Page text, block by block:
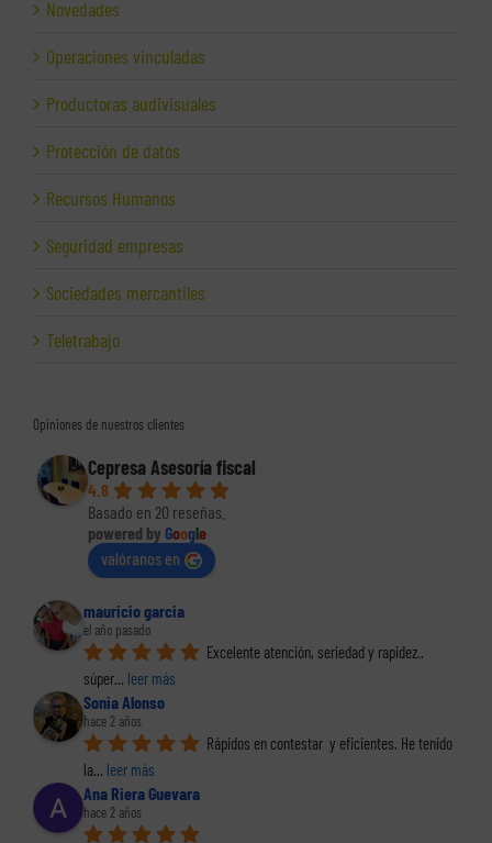
Novedades
Operaciones vinculadas
Productoras audivisuales
Protección de datos
Recursos Humanos
Seguridad empresas
Sociedades mercantiles
Teletrabajo
Opiniones de nuestros clientes
Cepresa Asesoría fiscal
4.8
Basado en 20 reseñas.
powered by Google
valóranos en
mauricio garcia
el año pasado
Excelente atención, seriedad y rapidez..
súper... leer más
Sonia Alonso
hace 2 años
Rápidos en contestar  y eficientes. He tenido
la... leer más
Ana Riera Guevara
hace 2 años